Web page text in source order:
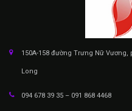
150A-158 đường Trưng Nữ
Long
094 678 39 35 – 091 868 4468